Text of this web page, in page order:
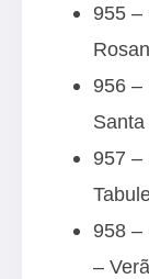
955 –
956 –
957 –
958 –
–